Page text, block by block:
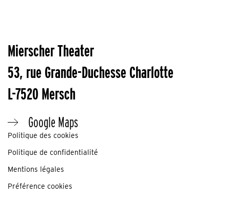
Mierscher Theater
53, rue Grande-Duchesse Charlotte
L-7520 Mersch
Google Maps
Politique des cookies
Politique de confidentialité
Mentions légales
Préférence cookies